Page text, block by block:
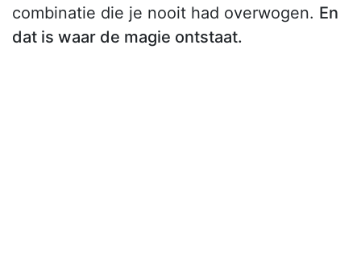
combinatie die je nooit had overwogen. En
dat is waar de magie ontstaat.